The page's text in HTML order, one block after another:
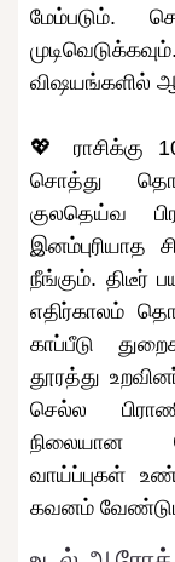
மேம்படும்.
விஷயங்களில்
💖 ராசிக்கு
சொத்து
குலதெய்வ
இனம்புரியாத
நீங்கும். திடீர்
எதிர்காலம்
காப்பீடு
தூரத்து
செல்ல
நிலையான
வாய்ப்புகள்
கவனம்